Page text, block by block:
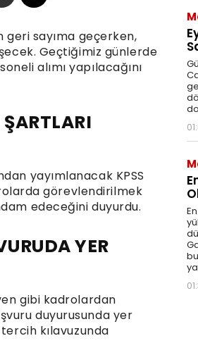
geri sayıma geçerken,
Geçtiğimiz günlerde
alımı yapılacağını
yayımlanacak KPSS
görevlendirilmek
edeceğini duyurdu.
YER
gibi kadrolardan
duyurusunda yer
tercih kılavuzunda